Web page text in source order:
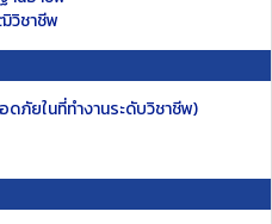
วิชาชีพ
ดภัยในที่ทำงานระดับวิชาชีพ)